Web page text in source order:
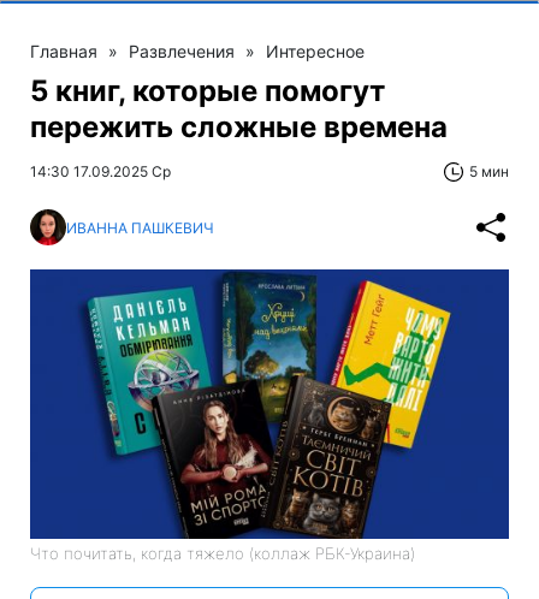
Главная » Развлечения » Интересное
5 книг, которые помогут
пережить сложные времена
14:30 17.09.2025 Ср 5 мин
ИВАННА ПАШКЕВИЧ
Что почитать, когда тяжело (коллаж РБК-Украина)